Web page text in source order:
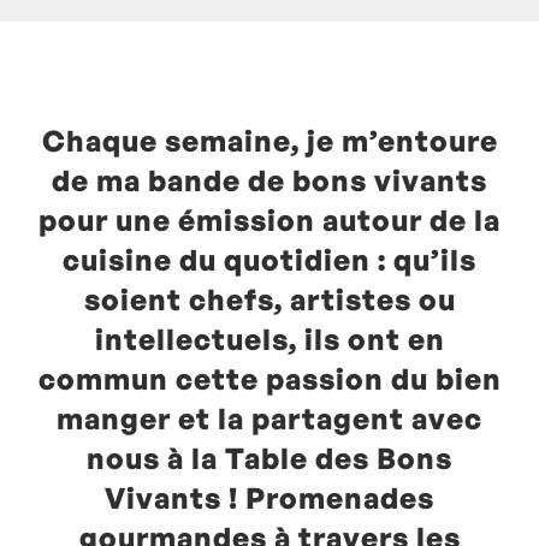
Laurent Mariotte
0 Commentaires
Chaque semaine, je m’entoure
de ma bande de bons vivants
pour une émission autour de la
cuisine du quotidien : qu’ils
soient chefs, artistes ou
intellectuels, ils ont en
commun cette passion du bien
manger et la partagent avec
nous à la Table des Bons
Vivants ! Promenades
gourmandes à travers les